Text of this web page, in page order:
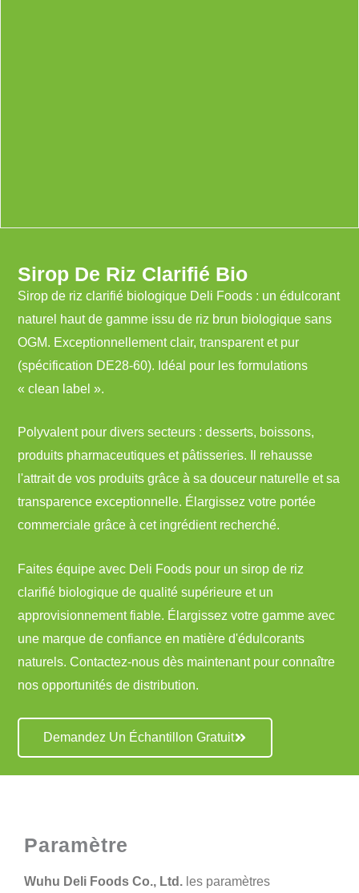
Sirop De Riz Clarifié Bio
Sirop de riz clarifié biologique Deli Foods : un édulcorant
naturel haut de gamme issu de riz brun biologique sans
OGM. Exceptionnellement clair, transparent et pur
(spécification DE28-60). Idéal pour les formulations
« clean label ».
Polyvalent pour divers secteurs : desserts, boissons,
produits pharmaceutiques et pâtisseries. Il rehausse
l'attrait de vos produits grâce à sa douceur naturelle et sa
transparence exceptionnelle. Élargissez votre portée
commerciale grâce à cet ingrédient recherché.
Faites équipe avec Deli Foods pour un sirop de riz
clarifié biologique de qualité supérieure et un
approvisionnement fiable. Élargissez votre gamme avec
une marque de confiance en matière d'édulcorants
naturels. Contactez-nous dès maintenant pour connaître
nos opportunités de distribution.
Demandez Un Échantillon Gratuit
Paramètre
Wuhu Deli Foods Co., Ltd. les paramètres